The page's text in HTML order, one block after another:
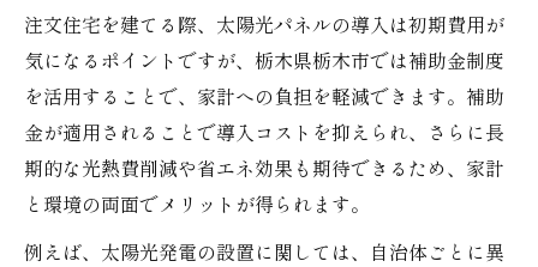
注文住宅を建てる際、太陽光パネルの導入は初期費用が
気になるポイントですが、栃木県栃木市では補助金制度
を活用することで、家計への負担を軽減できます。補助
金が適用されることで導入コストを抑えられ、さらに長
期的な光熱費削減や省エネ効果も期待できるため、家計
と環境の両面でメリットが得られます。
例えば、太陽光発電の設置に関しては、自治体ごとに異